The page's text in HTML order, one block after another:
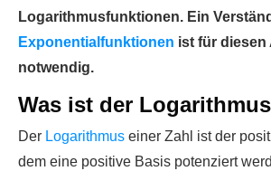
Logarithmusfunktionen. Ein
Exponentialfunktionen ist für diesen
notwendig.
Was ist der
Der Logarithmus einer Zahl ist der
dem eine positive Basis potenziert